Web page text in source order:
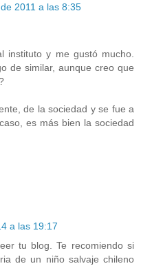
2011 a las 8:35
instituto y me gustó mucho.
de similar, aunque creo que
de la sociedad y se fue a
es más bien la sociedad
a las 19:17
tu blog. Te recomiendo si
de un niño salvaje chileno